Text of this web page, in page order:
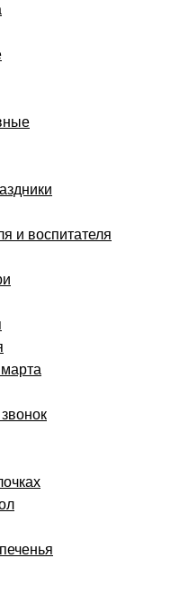
и воспитателя